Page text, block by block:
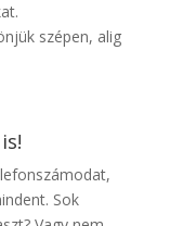
szépen, alig
Sok